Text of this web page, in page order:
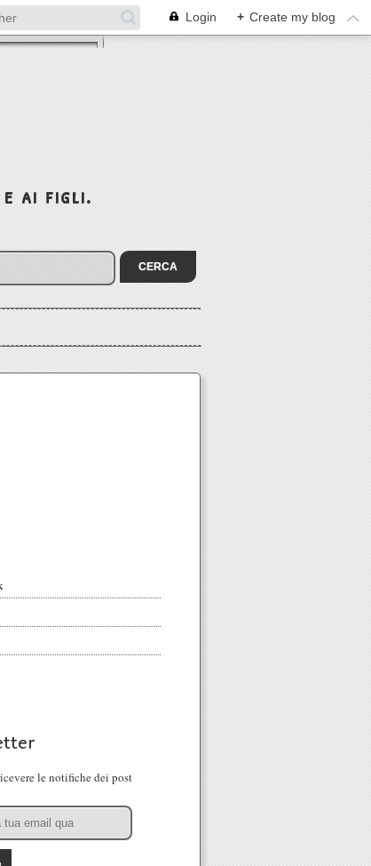
Login + Create my blog
e ai figli.
le notifiche dei post